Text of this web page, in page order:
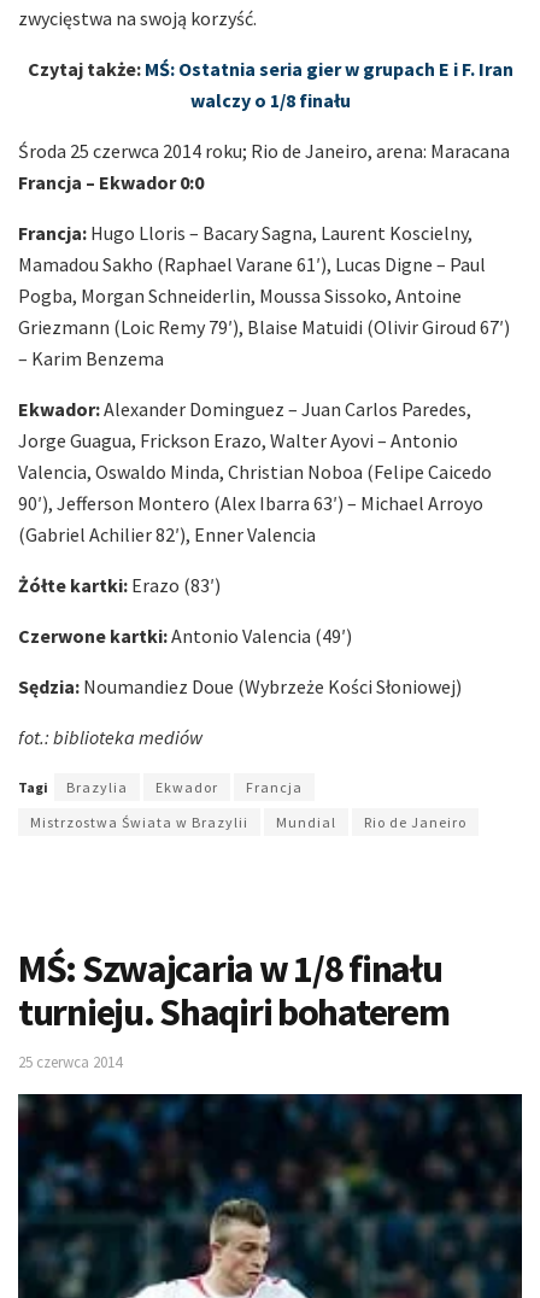
zwycięstwa na swoją korzyść.
Czytaj także: MŚ: Ostatnia seria gier w grupach E i F. Iran
walczy o 1/8 finału
Środa 25 czerwca 2014 roku; Rio de Janeiro, arena: Maracana
Francja – Ekwador 0:0
Francja: Hugo Lloris – Bacary Sagna, Laurent Koscielny,
Mamadou Sakho (Raphael Varane 61′), Lucas Digne – Paul
Pogba, Morgan Schneiderlin, Moussa Sissoko, Antoine
Griezmann (Loic Remy 79′), Blaise Matuidi (Olivir Giroud 67′)
– Karim Benzema
Ekwador:Alexander Dominguez – Juan Carlos Paredes,
Jorge Guagua, Frickson Erazo, Walter Ayovi – Antonio
Valencia, Oswaldo Minda, Christian Noboa (Felipe Caicedo
90′), Jefferson Montero (Alex Ibarra 63′) – Michael Arroyo
(Gabriel Achilier 82′), Enner Valencia
Żółte kartki: Erazo (83′)
Czerwone kartki:Antonio Valencia (49′)
Sędzia: Noumandiez Doue (Wybrzeże Kości Słoniowej)
fot.: biblioteka mediów
Tagi Brazylia Ekwador
Francja
Mistrzostwa Świata w Brazylii
Mundial Rio de Janeiro
MŚ: Szwajcaria w 1/8 finału
turnieju. Shaqiri bohaterem
25 czerwca 2014